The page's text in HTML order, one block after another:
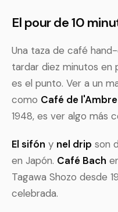
El pour de 10
Una taza de café
tardar diez minutos en
es el punto. Ver a un
como Café de l'Ambre
1948, es ver algo más
El sifón y nel drip son
en Japón. Café Bach
Tagawa Shozo desde
celebrada.